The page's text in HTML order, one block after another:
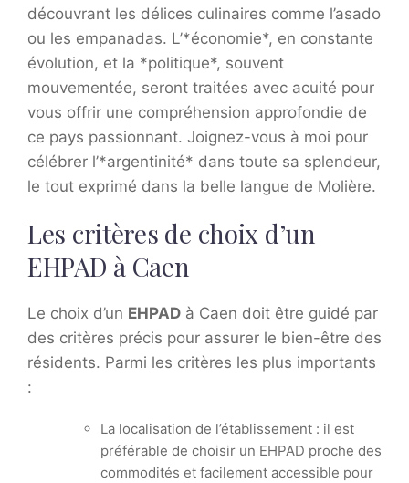
découvrant les délices culinaires comme l’asado
ou les empanadas. L’*économie*, en constante
évolution, et la *politique*, souvent
mouvementée, seront traitées avec acuité pour
vous offrir une compréhension approfondie de
ce pays passionnant. Joignez-vous à moi pour
célébrer l’*argentinité* dans toute sa splendeur,
le tout exprimé dans la belle langue de Molière.
Les critères de choix d’un
EHPAD à Caen
Le choix d’un EHPAD à Caen doit être guidé par
des critères précis pour assurer le bien-être des
résidents. Parmi les critères les plus importants
:
La localisation de l’établissement : il est
préférable de choisir un EHPAD proche des
commodités et facilement accessible pour